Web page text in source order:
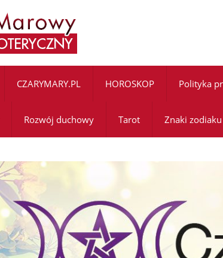
CZARYMARY.PL HOROSKOP Polityka
Rozwój duchowy Tarot Znaki zodiaku